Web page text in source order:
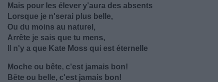
Mais pour les élever y'aura des absents
Lorsque je n'serai plus belle,
Ou du moins au naturel,
Arrête je sais que tu mens,
Il n'y a que Kate Moss qui est éternelle
Moche ou bête, c'est jamais bon!
Bête ou belle, c'est jamais bon!